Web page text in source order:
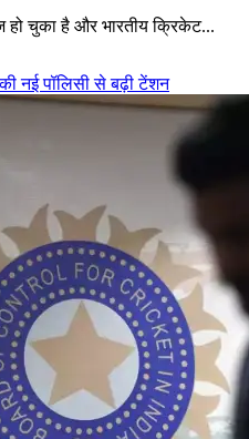
हो चुका है और भारतीय क्रिकेट...
नई पॉलिसी से बढ़ी टेंशन